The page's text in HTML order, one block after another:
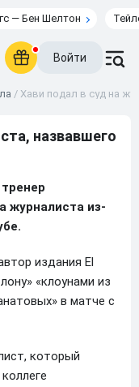
— Бен Шелтон
Войти
/ Хави подал в суд на
назвавшего
журналиста из-
издания El
«клоунами из
в матче с
который